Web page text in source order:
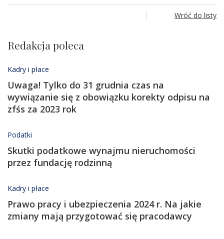
Wróć do listy
Redakcja poleca
Kadry i płace
Uwaga! Tylko do 31 grudnia czas na
wywiązanie się z obowiązku korekty odpisu na
zfśs za 2023 rok
Podatki
Skutki podatkowe wynajmu nieruchomości
przez fundację rodzinną
Kadry i płace
Prawo pracy i ubezpieczenia 2024 r. Na jakie
zmiany mają przygotować się pracodawcy